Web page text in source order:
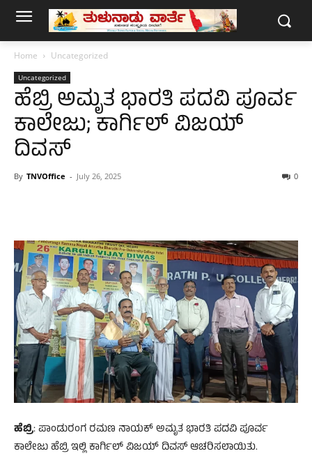
Home Uncategorized
Uncategorized
ಹೆಬ್ರಿ ಅಮೃತ ಭಾರತಿ ಪದವಿ ಪೂರ್ವ
ಕಾಲೇಜು; ಕಾರ್ಗಿಲ್ ವಿಜಯ್
ದಿವಸ್
By TNVOffice - July 26, 2025 0
ಹೆಬ್ರಿ: ಪಾಂಡುರಂಗ ರಮಣ ನಾಯಕ್ ಅಮೃತ ಭಾರತಿ ಪದವಿ ಪೂರ್ವ
ಕಾಲೇಜು ಹೆಬ್ರಿ ಇಲ್ಲಿ ಕಾರ್ಗಿಲ್ ವಿಜಯ್ ದಿವಸ್ ಆಚರಿಸಲಾಯಿತು.